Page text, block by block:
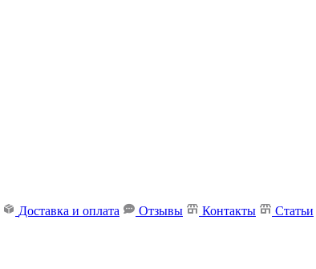
Доставка и оплата Отзывы Контакты Статьи